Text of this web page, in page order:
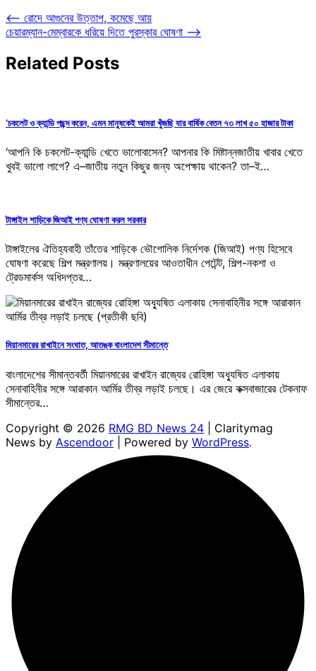
Post
navigation
⟵ রোদে আগুনের উত্তাপ, কমেছে আয়
চেয়ারম্যান-মেম্বারকে ধরিয়ে দিতে পুরস্কার ঘোষণা ⟶
Related Posts
‘চকলেট ও ক্যান্ডি পছন্দ করেন, এমন মানুষকেই আমরা খুঁজছি যার বার্ষিক বেতন ৭৩ লাখ ৫০ হাজার টাকা
‘আপনি কি চকলেট-ক্যান্ডি খেতে ভালোবাসেন? আপনার কি মিষ্টান্নজাতীয় খাবার খেতে
খুবই ভালো লাগে? এ–জাতীয় নতুন কিছুর জন্য অপেক্ষায় থাকেন? তা–ই…
টাঙ্গাইল শাড়িকে জিআই পণ্য ঘোষণা করল সরকার
টাঙ্গাইলের ঐতিহ্যবাহী তাঁতের শাড়িকে ভৌগোলিক নির্দেশক (জিআই) পণ্য হিসেবে
ঘোষণা করেছে শিল্প মন্ত্রণালয়। মন্ত্রণালয়ের আওতাধীন পেটেন্ট, শিল্প-নকশা ও
ট্রেডমার্কস অধিদপ্তর…
মিয়ানমারের রাখাইনে সংঘাত, আতঙ্ক বাংলাদেশ সীমান্তে
বাংলাদেশের সীমান্তবর্তী মিয়ানমারের রাখাইন রাজ্যের রোহিঙ্গা অধ্যুষিত এলাকায়
সেনাবাহিনীর সঙ্গে আরাকান আর্মির তীব্র লড়াই চলছে। এর জেরে কক্সবাজারের টেকনাফ
সীমান্তের…
Copyright © 2026 RMG BD News 24 | Claritymag
News by Ascendoor | Powered by WordPress.